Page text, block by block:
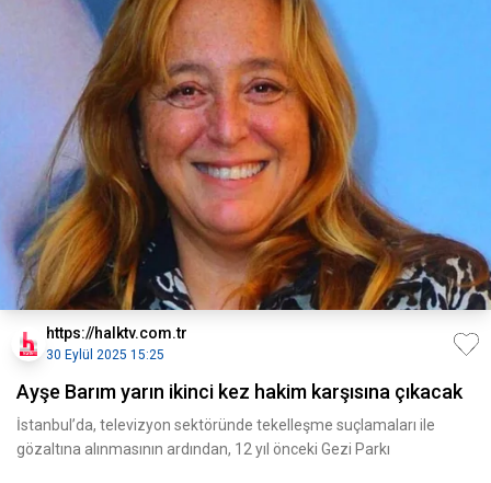
https://halktv.com.tr
30 Eylül 2025 15:25
Ayşe Barım yarın ikinci kez hakim karşısına çıkacak
İstanbul’da, televizyon sektöründe tekelleşme suçlamaları ile
gözaltına alınmasının ardından, 12 yıl önceki Gezi Parkı